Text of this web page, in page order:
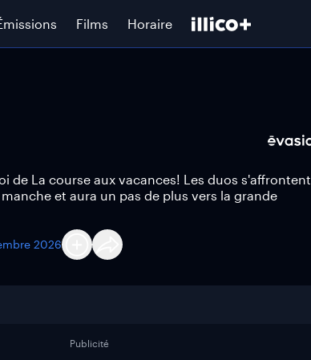
Films Horaire
de La course aux vacances! Les duos s'affrontent
et aura un pas de plus vers la grande
2026
Publicité